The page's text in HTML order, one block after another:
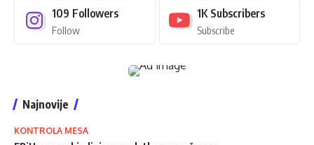
109 Followers
Follow
1K Subscribers
Subscribe
Najnovije
KONTROLA MESA